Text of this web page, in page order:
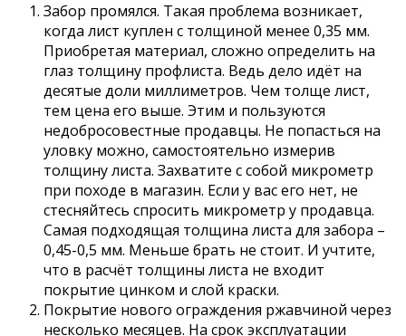
Забор промялся. Такая проблема возникает,
когда лист куплен с толщиной менее 0,35 мм.
Приобретая материал, сложно определить на
глаз толщину профлиста. Ведь дело идёт на
десятые доли миллиметров. Чем толще лист,
тем цена его выше. Этим и пользуются
недобросовестные продавцы. Не попасться на
уловку можно, самостоятельно измерив
толщину листа. Захватите с собой микрометр
при походе в магазин. Если у вас его нет, не
стесняйтесь спросить микрометр у продавца.
Самая подходящая толщина листа для забора –
0,45-0,5 мм. Меньше брать не стоит. И учтите,
что в расчёт толщины листа не входит
покрытие цинком и слой краски.
Покрытие нового ограждения ржавчиной через
несколько месяцев. На срок эксплуатации